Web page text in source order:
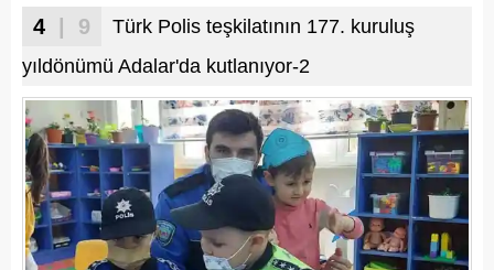
4 | 9
Türk Polis teşkilatının 177. kuruluş
yıldönümü Adalar'da kutlanıyor-2